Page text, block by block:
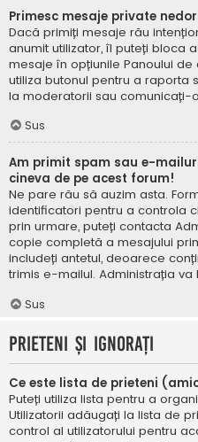
Primesc mesaje private
Dacă primiți mesaje rău
anumit utilizator, îl puteți bloca
mesaje în opțiunile Panoului de
utiliza butonul pentru a raporta
la moderatorii sau comunicați-
Sus
Am primit spam sau e-
cineva de pe acest forum!
Ne pare rău să auzim asta.
identificatori pentru a controla
prin urmare, puteți contacta
copie completă a mesajului
includeți antetul, deoarece
trimis e-mailul. Administrația va
Sus
Prieteni și ignorați
Ce este lista de prieteni
Puteți utiliza lista pentru a
Utilizatorii adăugați la lista de
control al utilizatorului pentru